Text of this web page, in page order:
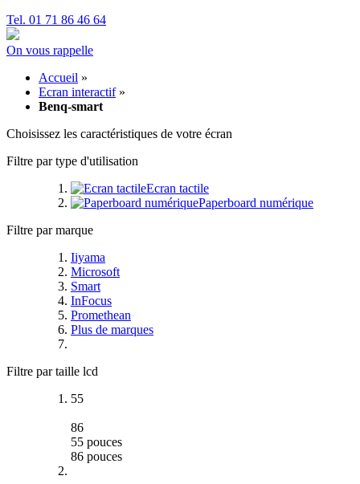
Tel. 01 71 86 46 64
On vous rappelle
Accueil »
Ecran interactif »
Benq-smart
Choisissez les caractéristiques de votre écran
Filtre par type d'utilisation
Ecran tactile
Paperboard numérique
Filtre par marque
Iiyama
Microsoft
Smart
InFocus
Promethean
Plus de marques
Filtre par taille lcd
55
86
55 pouces
86 pouces